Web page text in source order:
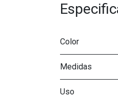
Color
Medidas
Uso